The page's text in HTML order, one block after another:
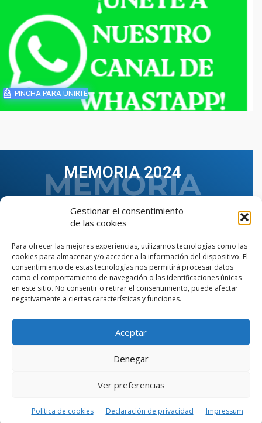
Gestionar el consentimiento
de las cookies
Para ofrecer las mejores experiencias, utilizamos tecnologías como las
cookies para almacenar y/o acceder a la información del dispositivo. El
consentimiento de estas tecnologías nos permitirá procesar datos
como el comportamiento de navegación o las identificaciones únicas
en este sitio. No consentir o retirar el consentimiento, puede afectar
negativamente a ciertas características y funciones.
Aceptar
Denegar
Ver preferencias
Política de cookies Declaración de privacidad Impressum
PINCHA PARA UNIRTE
MEMORIA 2024
VER TODAS LAS MEMORIAS
© Copyright © 2023 AIIAOC - Asociación Territorial de
Ingenieros Industriales de Andalucía Occidental. Página
AIIAOC.